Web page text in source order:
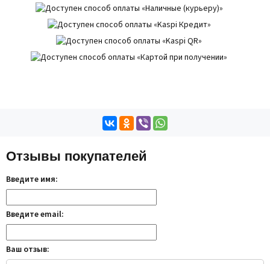
Отзывы покупателей
Введите имя:
Введите email:
Ваш отзыв: